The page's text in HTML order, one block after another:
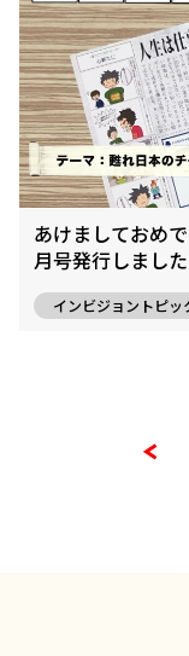
あけましておめ
月号発行しました
インビジョントピッ